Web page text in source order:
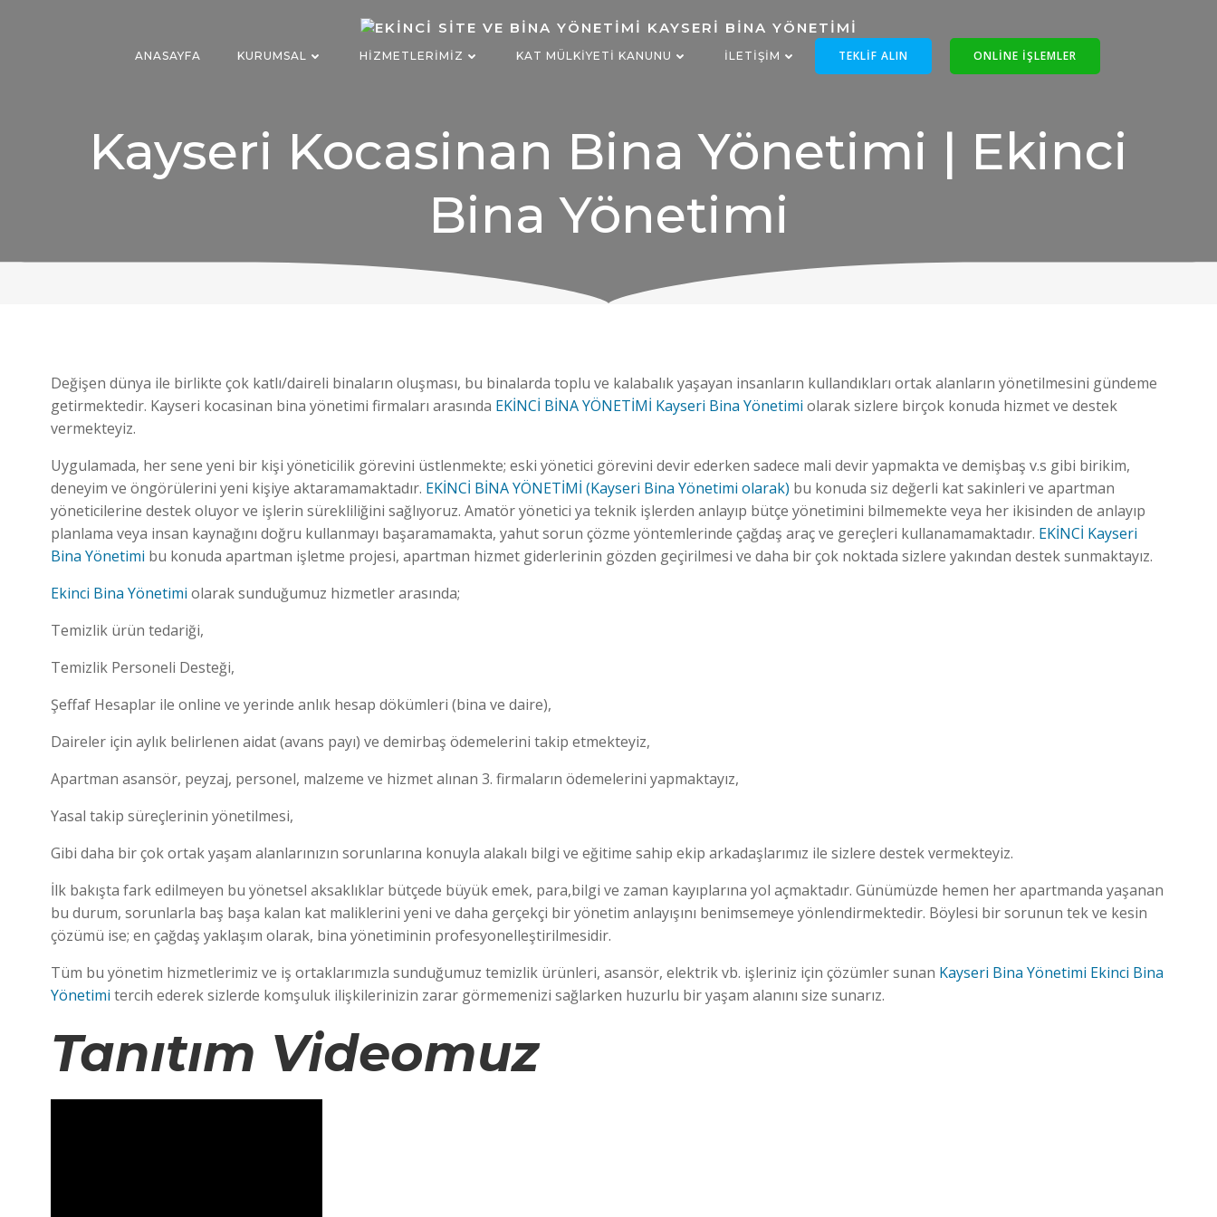
ANASAYFA KURUMSAL HIZMETLERIMIZ KAT MÜLKIYETI KANUNU İLETIŞIM TEKLIF ALIN ONLINE IŞLEMLER
Kayseri Kocasinan Bina Yönetimi | Ekinci
Bina Yönetimi
Değişen dünya ile birlikte çok katlı/daireli binaların oluşması, bu binalarda toplu ve kalabalık yaşayan insanların kullandıkları ortak alanların yönetilmesini gündeme
getirmektedir. Kayseri kocasinan bina yönetimi firmaları arasında EKİNCİ BİNA YÖNETİMİ Kayseri Bina Yönetimi olarak sizlere birçok konuda hizmet ve destek
vermekteyiz.
Uygulamada, her sene yeni bir kişi yöneticilik görevini üstlenmekte; eski yönetici görevini devir ederken sadece mali devir yapmakta ve demişbaş v.s gibi birikim,
deneyim ve öngörülerini yeni kişiye aktaramamaktadır. EKİNCİ BİNA YÖNETİMİ (Kayseri Bina Yönetimi olarak) bu konuda siz değerli kat sakinleri ve apartman
yöneticilerine destek oluyor ve işlerin sürekliliğini sağlıyoruz. Amatör yönetici ya teknik işlerden anlayıp bütçe yönetimini bilmemekte veya her ikisinden de anlayıp
planlama veya insan kaynağını doğru kullanmayı başaramamakta, yahut sorun çözme yöntemlerinde çağdaş araç ve gereçleri kullanamamaktadır. EKİNCİ Kayseri
Bina Yönetimi bu konuda apartman işletme projesi, apartman hizmet giderlerinin gözden geçirilmesi ve daha bir çok noktada sizlere yakından destek sunmaktayız.
Ekinci Bina Yönetimi olarak sunduğumuz hizmetler arasında;
Temizlik ürün tedariği,
Temizlik Personeli Desteği,
Şeffaf Hesaplar ile online ve yerinde anlık hesap dökümleri (bina ve daire),
Daireler için aylık belirlenen aidat (avans payı) ve demirbaş ödemelerini takip etmekteyiz,
Apartman asansör, peyzaj, personel, malzeme ve hizmet alınan 3. firmaların ödemelerini yapmaktayız,
Yasal takip süreçlerinin yönetilmesi,
Gibi daha bir çok ortak yaşam alanlarınızın sorunlarına konuyla alakalı bilgi ve eğitime sahip ekip arkadaşlarımız ile sizlere destek vermekteyiz.
İlk bakışta fark edilmeyen bu yönetsel aksaklıklar bütçede büyük emek, para,bilgi ve zaman kayıplarına yol açmaktadır. Günümüzde hemen her apartmanda yaşanan
bu durum, sorunlarla baş başa kalan kat maliklerini yeni ve daha gerçekçi bir yönetim anlayışını benimsemeye yönlendirmektedir. Böylesi bir sorunun tek ve kesin
çözümü ise; en çağdaş yaklaşım olarak, bina yönetiminin profesyonelleştirilmesidir.
Tüm bu yönetim hizmetlerimiz ve iş ortaklarımızla sunduğumuz temizlik ürünleri, asansör, elektrik vb. işleriniz için çözümler sunan Kayseri Bina Yönetimi Ekinci Bina
Yönetimi tercih ederek sizlerde komşuluk ilişkilerinizin zarar görmemenizi sağlarken huzurlu bir yaşam alanını size sunarız.
Tanıtım Videomuz